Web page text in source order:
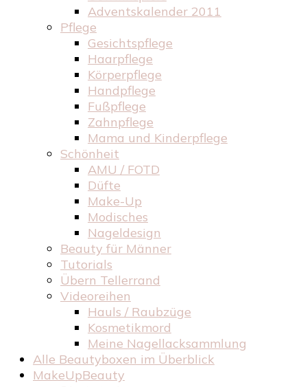
Adventskalender 2011
Pflege
Gesichtspflege
Haarpflege
Körperpflege
Handpflege
Fußpflege
Zahnpflege
Mama und Kinderpflege
Schönheit
AMU / FOTD
Düfte
Make-Up
Modisches
Nageldesign
Beauty für Männer
Tutorials
Übern Tellerrand
Videoreihen
Hauls / Raubzüge
Kosmetikmord
Meine Nagellacksammlung
Alle Beautyboxen im Überblick
MakeUpBeauty